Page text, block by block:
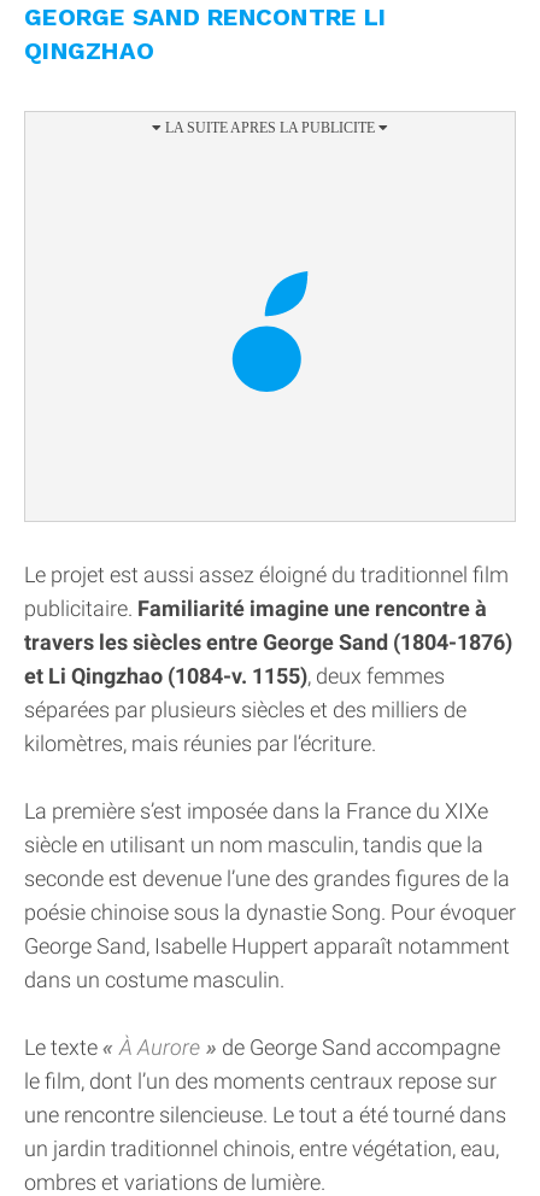
GEORGE SAND RENCONTRE LI
QINGZHAO
Le projet est aussi assez éloigné du traditionnel film
publicitaire. Familiarité imagine une rencontre à
travers les siècles entre George Sand (1804-1876)
et Li Qingzhao (1084-v. 1155), deux femmes
séparées par plusieurs siècles et des milliers de
kilomètres, mais réunies par l’écriture.
La première s’est imposée dans la France du XIXe
siècle en utilisant un nom masculin, tandis que la
seconde est devenue l’une des grandes figures de la
poésie chinoise sous la dynastie Song. Pour évoquer
George Sand, Isabelle Huppert apparaît notamment
dans un costume masculin.
Le texte À Aurore
de George Sand accompagne
le film, dont l’un des moments centraux repose sur
une rencontre silencieuse. Le tout a été tourné dans
un jardin traditionnel chinois, entre végétation, eau,
ombres et variations de lumière.